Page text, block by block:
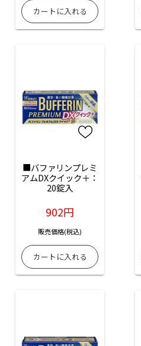
■バファリンプレミ
アムDXクイック＋：
20錠入
902円
販売価格(税込)